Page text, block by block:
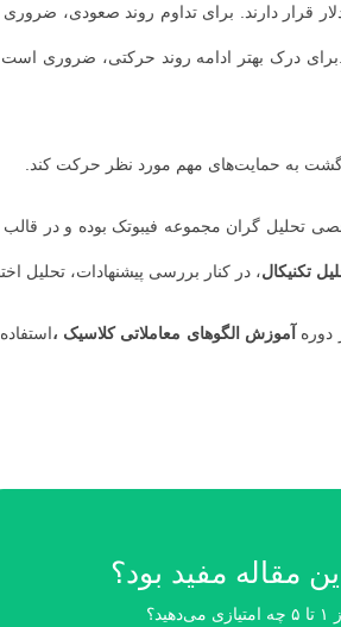
به حمایت‌های مهم مورد نظر حرکت کند.
گران مجموعه فیبوتک بوده و در قالب
تکنیکال، در کنار بررسی پیشنهادات، تحلیل
دوره آموزش الگوهای معاملاتی کلاسیک ،
مقاله مفید بود؟